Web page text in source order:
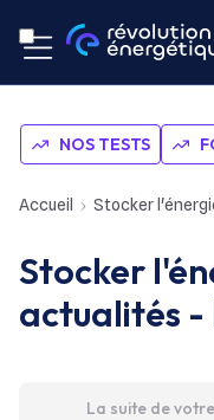
NOS TESTS
Accueil Stocker
Stocker
actualités -
La suite de